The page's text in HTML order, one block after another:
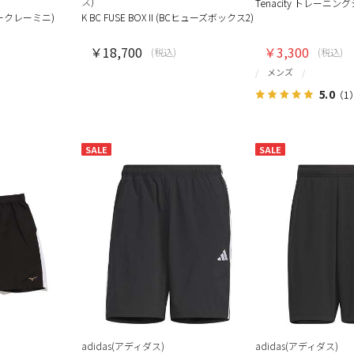
クレーミニ)
K BC FUSE BOX II (BCヒューズボックス2)
￥18,700 (税込)
メンズ
5.0（1
￥3,300 (税込)
SALE
adidas(アディダス)
SALE
adidas(アディダス)